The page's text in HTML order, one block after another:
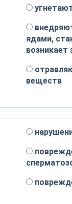
ядами,
возникает
веществ